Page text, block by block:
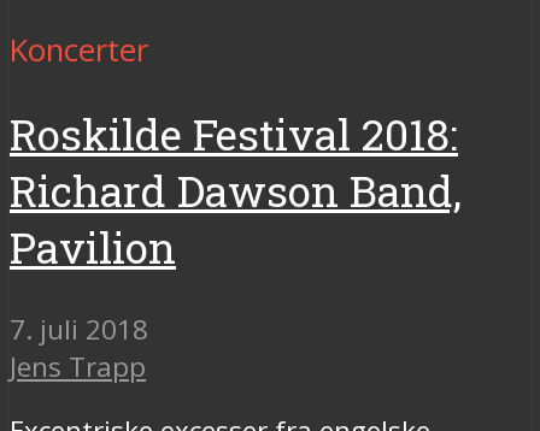
Koncerter
Roskilde Festival 2018:
Richard Dawson Band,
Pavilion
7. juli 2018
Jens Trapp